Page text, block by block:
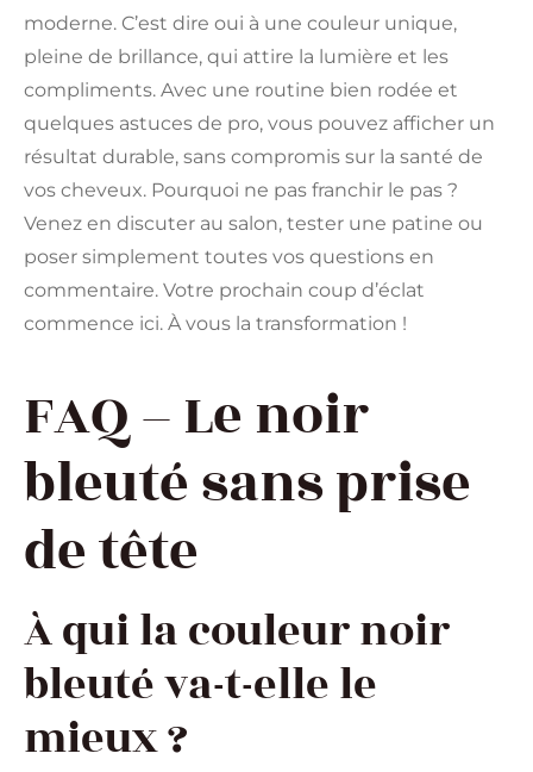
moderne. C’est dire oui à une couleur unique,
pleine de brillance, qui attire la lumière et les
compliments. Avec une routine bien rodée et
quelques astuces de pro, vous pouvez afficher un
résultat durable, sans compromis sur la santé de
vos cheveux. Pourquoi ne pas franchir le pas ?
Venez en discuter au salon, tester une patine ou
poser simplement toutes vos questions en
commentaire. Votre prochain coup d’éclat
commence ici. À vous la transformation !
FAQ – Le noir
bleuté sans prise
de tête
À qui la couleur noir
bleuté va-t-elle le
mieux ?